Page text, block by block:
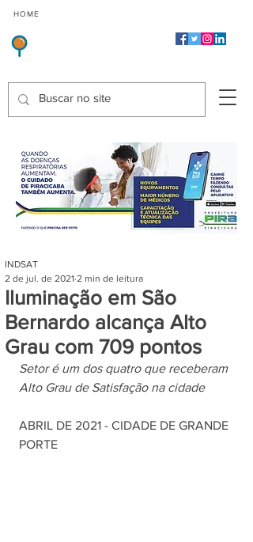
HOME
Iluminação em São
Bernardo alcança Alto
Grau com 709 pontos
INDSAT
2 de jul. de 2021 2 min de leitura
Setor é um dos quatro que receberam
Alto Grau de Satisfação na cidade
ABRIL DE 2021 - CIDADE DE GRANDE
PORTE